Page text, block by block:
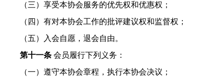
（三）享受本协会服务的优先权和优惠权；
（四）有对本协会工作的批评建议权和监督权；
（五）入会自愿，退会自由。
第十一条 会员履行下列义务：
（一）遵守本协会章程，执行本协会决议；